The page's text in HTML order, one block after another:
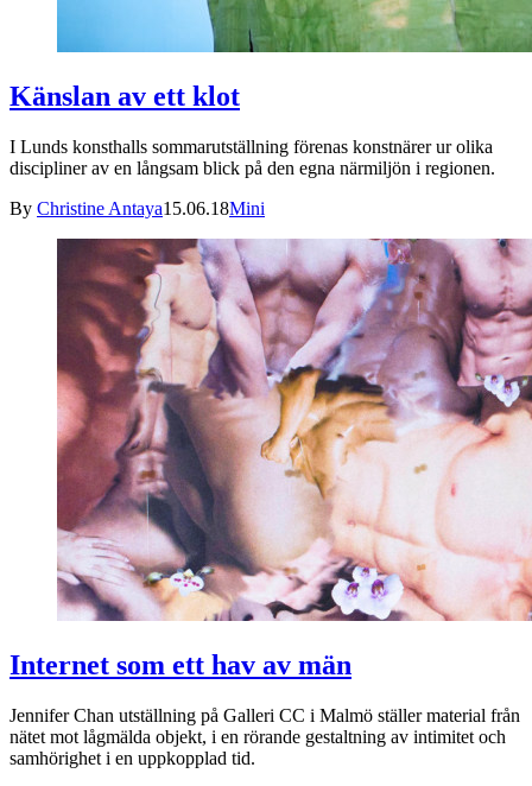
Känslan av ett klot
I Lunds konsthalls sommarutställning förenas konstnärer ur olika
discipliner av en långsam blick på den egna närmiljön i regionen.
By Christine Antaya15.06.18Mini
Internet som ett hav av män
Jennifer Chan utställning på Galleri CC i Malmö ställer material från
nätet mot lågmälda objekt, i en rörande gestaltning av intimitet och
samhörighet i en uppkopplad tid.